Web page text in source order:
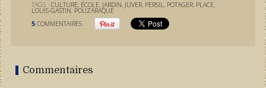
TAGS :CULTURE, ÉCOLE, JARDIN, JUVER, PERSIL, POTAGER, PLACE,
LOUIS-GASTIN, POUZARAQUE
5 COMMENTAIRES
Commentaires